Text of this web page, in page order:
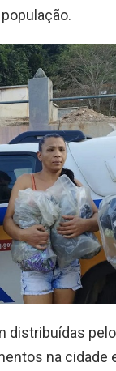
distribuídas
na cidade